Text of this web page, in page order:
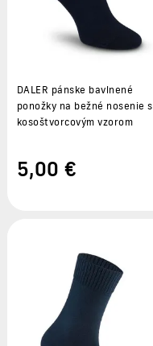
DALER pánske bavlnené
ponožky na bežné nosenie s
kosoštvorcovým vzorom
5,00 €